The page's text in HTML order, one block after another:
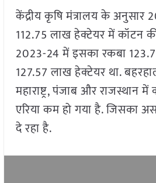
केंद्रीय कृषि मंत्रालय के अनुसार
112.75 लाख हेक्टेयर में कॉटन
2023-24 में इसका रकबा
127.57 लाख हेक्टेयर था.
महाराष्ट्र, पंजाब और राजस्थान
एरिया कम हो गया है. ज‍िसका
दे रहा है.